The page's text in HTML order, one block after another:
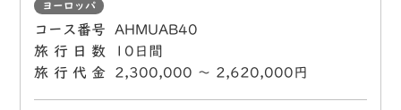
ヨーロッパ
コース番号
AHMUAB40
旅行日数
10日間
旅行代金
2,300,000 〜 2,620,000円